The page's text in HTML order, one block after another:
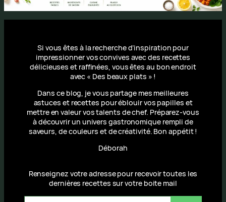
Si vous êtes à la recherche d’inspiration pour
impressionner vos convives avec des recettes
délicieuses et raffinées, vous êtes au bon endroit
avec « Des beaux plats » !
Dans ce blog, je vous partage mes meilleures
astuces et recettes pour éblouir vos papilles et
mettre en valeur vos talents de chef. Préparez-vous
à découvrir un univers gastronomique rempli de
saveurs, de couleurs et de créativité. Bon appétit !
Déborah
Renseignez votre adresse pour recevoir toutes les
dernières recettes sur votre boite mail
Renseignez votre email